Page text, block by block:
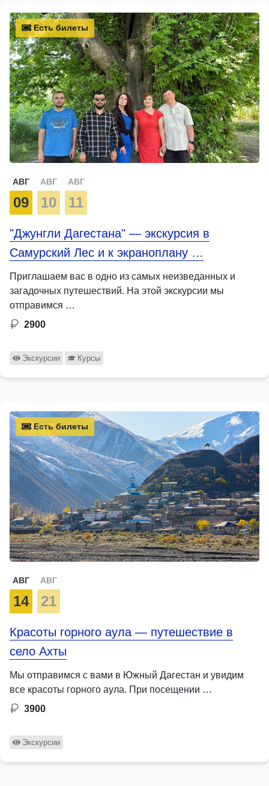
Есть билеты
АВГ
09
АВГ
10
АВГ
11
"Джунгли Дагестана" — экскурсия в
Самурский Лес и к экраноплану …
Приглашаем вас в одно из самых неизведанных и
загадочных путешествий. На этой экскурсии мы
отправимся …
2900
Экскурсии Курсы
Есть билеты
АВГ
14
АВГ
21
Красоты горного аула — путешествие в
село Ахты
Мы отправимся с вами в Южный Дагестан и увидим
все красоты горного аула. При посещении …
3900
Экскурсии